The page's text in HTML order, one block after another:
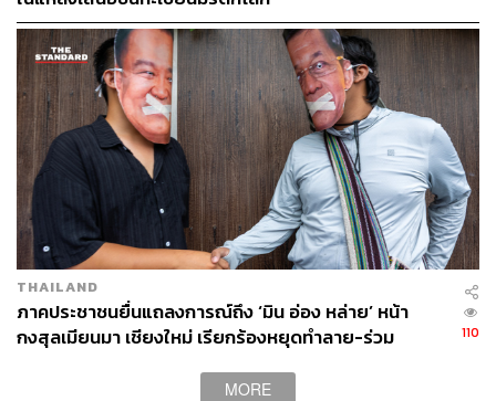
THAILAND
ภาคประชาชนยื่นแถลงการณ์ถึง ‘มิน อ่อง หล่าย’ หน้า
กงสุลเมียนมา เชียงใหม่ เรียกร้องหยุดทำลาย-ร่วม
110
MORE